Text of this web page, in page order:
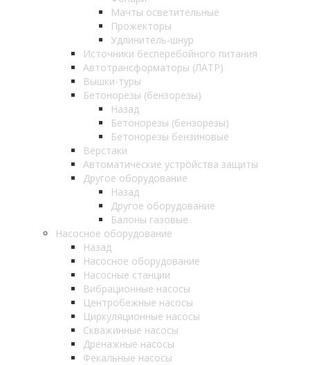
Мачты осветительные
Прожекторы
Удлинитель-шнур
Источники бесперебойного питания
Автотрансформаторы (ЛАТР)
Вышки-туры
Бетонорезы (бензорезы)
Назад
Бетонорезы (бензорезы)
Бетонорезы бензиновые
Верстаки
Автоматические устройства защиты
Другое оборудование
Назад
Другое оборудование
Балоны газовые
Насосное оборудование
Назад
Насосное оборудование
Насосные станции
Вибрационные насосы
Центробежные насосы
Циркуляционные насосы
Скважинные насосы
Дренажные насосы
Фекальные насосы